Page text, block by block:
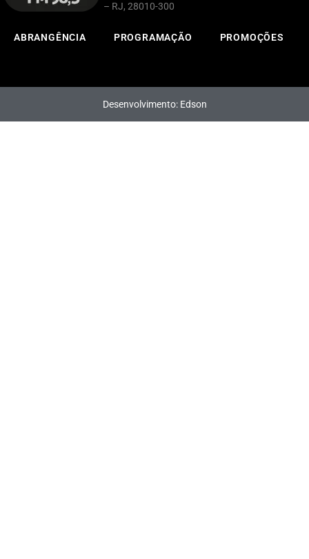
– RJ, 28010-300
ABRANGÊNCIA PROGRAMAÇÃO PROMOÇÕES
Desenvolvimento: Edson